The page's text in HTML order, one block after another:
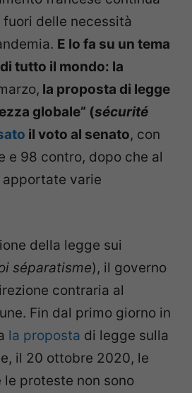
delle necessità
E lo fa su un tema
tutto il mondo: la
la proposta di legge
globale” (sécurité
il voto al senato, con
e 98 contro, dopo che al
varie
della legge sui
séparatisme), il governo
contraria al
Fin dal primo giorno in
la proposta di legge sulla
il 20 ottobre 2020, le
proteste non sono